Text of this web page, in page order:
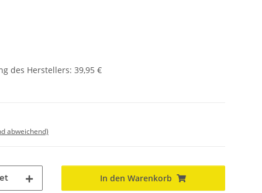
des Herstellers: 39,95 €
abweichend)
In den Warenkorb